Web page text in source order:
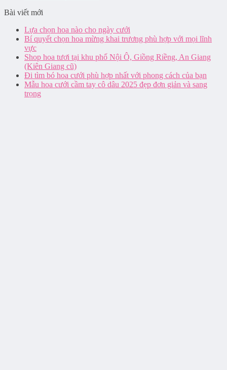
Bài viết mới
Lựa chọn hoa nào cho ngày cưới
Bí quyết chọn hoa mừng khai trương phù hợp với mọi lĩnh
vực
Shop hoa tươi tại khu phố Nội Ô, Giồng Riềng, An Giang
(Kiên Giang cũ)
Đi tìm bó hoa cưới phù hợp nhất với phong cách của bạn
Mẫu hoa cưới cầm tay cô dâu 2025 đẹp đơn giản và sang
trọng